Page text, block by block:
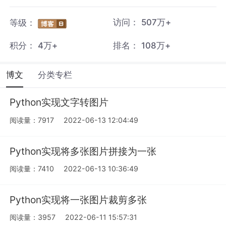
等级： 访问： 507万+
积分： 4万+ 排名： 108万+
博文 分类专栏
Python实现文字转图片
阅读量：7917 2022-06-13 12:04:49
Python实现将多张图片拼接为一张
阅读量：7410 2022-06-13 10:36:49
Python实现将一张图片裁剪多张
阅读量：3957 2022-06-11 15:57:31